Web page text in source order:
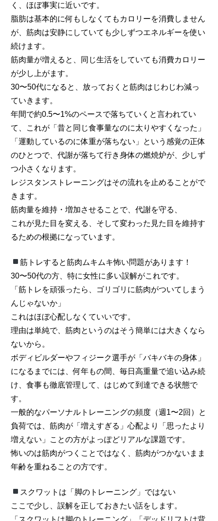
く、ほぼ事実に近いです。
脂肪は基本的に何もしなくてもカロリーを消費しません
が、筋肉は安静にしていても少しずつエネルギーを使い
続けます。
筋肉量が増えると、同じ生活をしていても消費カロリー
が少し上がます。
30〜50代になると、放っておくと筋肉はじわじわ減っ
ていきます。
年間で約0.5〜1%のペースで落ちていくと言われてい
て、これが「昔と同じ食事量なのに太りやすくなった」
「運動しているのに体重が落ちない」という感覚の正体
のひとつで、代謝が落ちて行き身体の燃焼炉が、少しず
つ小さくなります。
レジスタンストレーニングはその流れを止めることがで
きます。
筋肉量を維持・増加させることで、代謝を守る、
これが見た目を変える、そして変わった見た目を維持す
るための根拠になっています。
筋トレすると筋肉ムキムキ怖い問題があります！
30〜50代の方、特に女性に多い誤解がこれです。
「筋トレを頑張ったら、ゴリゴリに筋肉がついてしまう
んじゃないか」
これはほぼ心配しなくていいです。
理由は単純で、筋肉というのはそう簡単には大きくなら
ないから。
ボディビルダーやフィジーク選手が「バキバキの身体」
になるまでには、何年もの間、毎日高重量で追い込み続
け、食事も徹底管理して、はじめて到達できる状態で
す。
一般的なパーソナルトレーニングの頻度（週1〜2回）と
負荷では、筋肉が「増えすぎる」心配より「思ったより
増えない」ことの方がよっぽどリアルな課題です。
怖いのは筋肉がつくことではなく、筋肉がつかないまま
年齢を重ねることの方です。
スクワットは「脚のトレーニング」ではない
ここで少し、誤解を正しておきたい話をします。
「スクワットは脚のトレーニング」「デッドリフトは背